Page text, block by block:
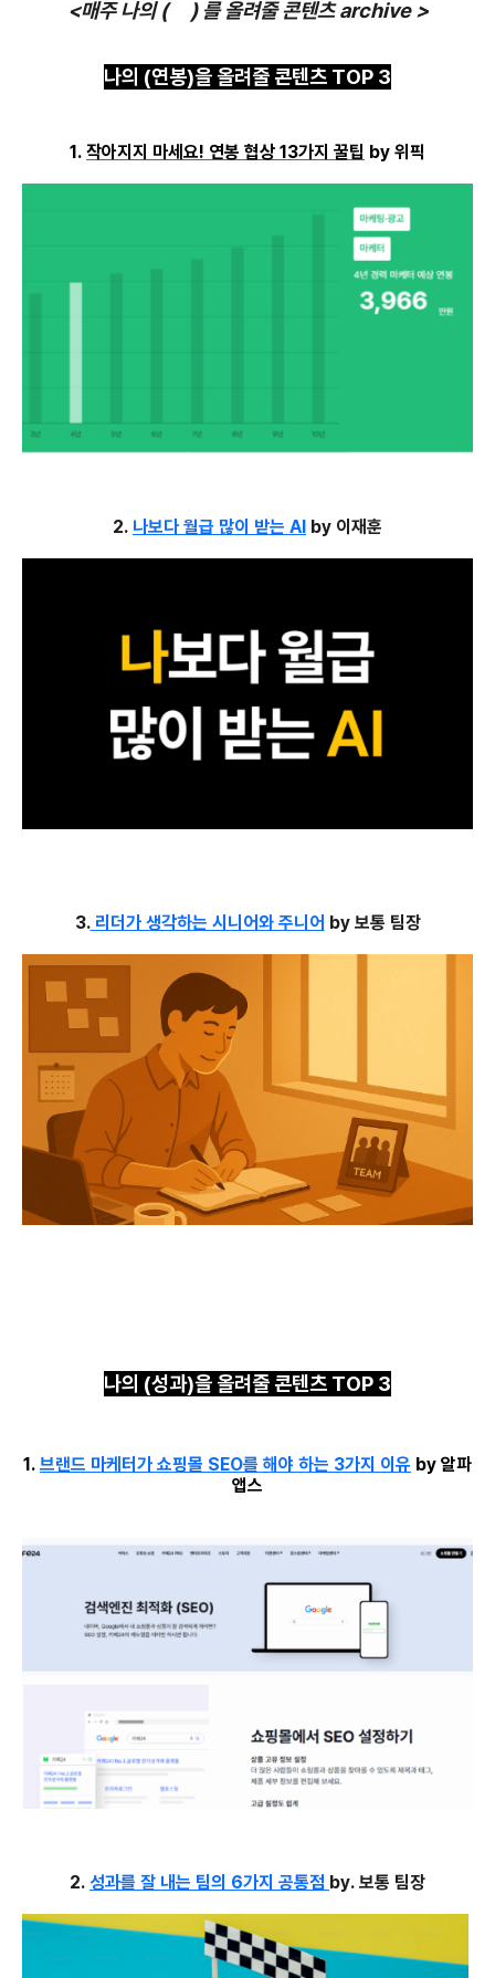
<매주 나의 ( ) 를 올려줄 콘텐츠 archive >
나의 (연봉)을 올려줄 콘텐츠 TOP 3
1. 작아지지 마세요! 연봉 협상 13가지 꿀팁 by 위픽
2. 나보다 월급 많이 받는 AI by 이재훈
3.리더가 생각하는 시니어와 주니어 by 보통 팀장
나의 (성과)을 올려줄 콘텐츠 TOP 3
1. 브랜드 마케터가 쇼핑몰 SEO를 해야 하는 3가지 이유 by 알파
앱스
2. 성과를 잘 내는 팀의 6가지 공통점 by. 보통 팀장